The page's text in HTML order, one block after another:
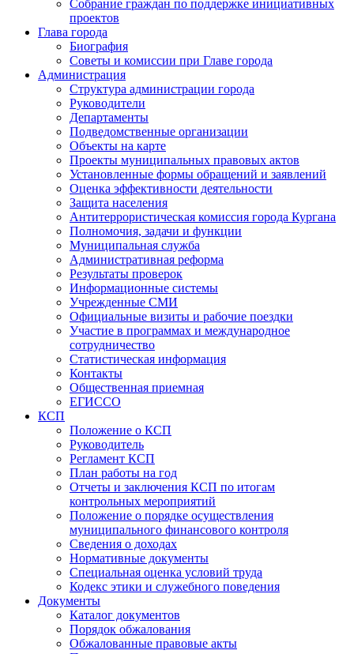
Собрание граждан по поддержке инициативных
проектов
Глава города
Биография
Советы и комиссии при Главе города
Администрация
Структура администрации города
Руководители
Департаменты
Подведомственные организации
Объекты на карте
Проекты муниципальных правовых актов
Установленные формы обращений и заявлений
Оценка эффективности деятельности
Защита населения
Антитеррористическая комиссия города Кургана
Полномочия, задачи и функции
Муниципальная служба
Административная реформа
Результаты проверок
Информационные системы
Учрежденные СМИ
Официальные визиты и рабочие поездки
Участие в программах и международное
сотрудничество
Статистическая информация
Контакты
Общественная приемная
ЕГИССО
КСП
Положение о КСП
Руководитель
Регламент КСП
План работы на год
Отчеты и заключения КСП по итогам
контрольных мероприятий
Положение о порядке осуществления
муниципального финансового контроля
Сведения о доходах
Нормативные документы
Специальная оценка условий труда
Кодекс этики и служебного поведения
Документы
Каталог документов
Порядок обжалования
Обжалованные правовые акты